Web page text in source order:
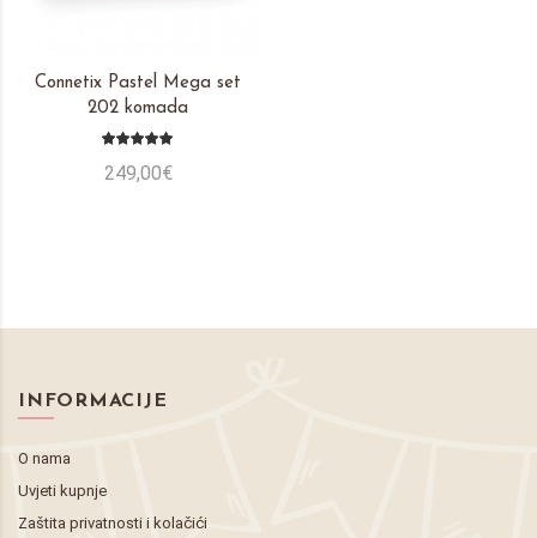
Connetix Pastel Mega set
202 komada
249,00€
INFORMACIJE
O nama
Uvjeti kupnje
Zaštita privatnosti i kolačići